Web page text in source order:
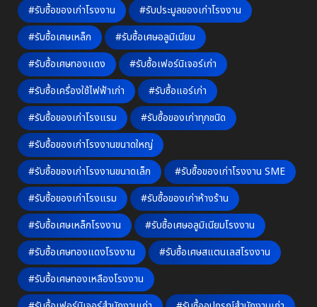
#รับซื้อของเก่าโรงงาน
#รับประมูลของเก่าโรงงาน
#รับซื้อเศษเหล็ก
#รับซื้อเศษอลูมิเนียม
#รับซื้อเศษทองแดง
#รับซื้อเฟอร์นิเจอร์เก่า
#รับซื้อเครื่องใช้ไฟฟ้าเก่า
#รับซื้อแอร์เก่า
#รับซื้อของเก่าโรงแรม
#รับซื้อของเก่าทุกชนิด
#รับซื้อของเก่าโรงงานขนาดใหญ่
#รับซื้อของเก่าโรงงานขนาดเล็ก
#รับซื้อของเก่าโรงงาน SME
#รับซื้อของเก่าโรงแรม
#รับซื้อของเก่าห้างร้าน
#รับซื้อเศษเหล็กโรงงาน
#รับซื้อเศษอลูมิเนียมโรงงาน
#รับซื้อเศษทองแดงโรงงาน
#รับซื้อเศษสแตนเลสโรงงาน
#รับซื้อเศษทองเหลืองโรงงาน